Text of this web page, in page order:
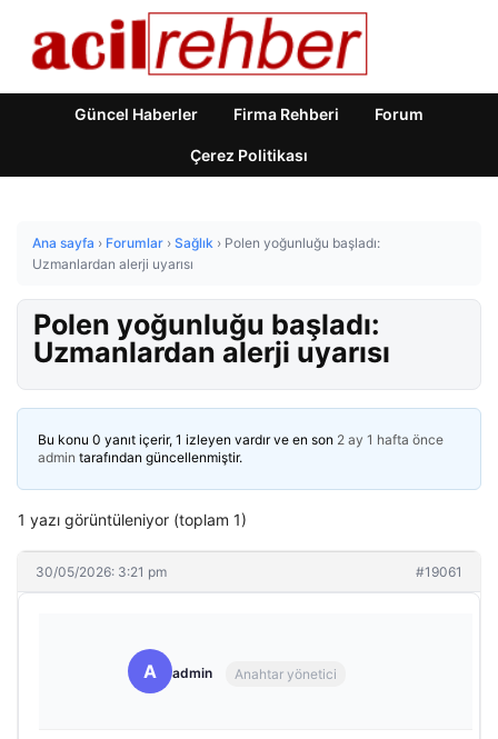
Güncel Haberler Firma Rehberi Forum
Çerez Politikası
Ana sayfa › Forumlar › Sağlık › Polen yoğunluğu başladı:
Uzmanlardan alerji uyarısı
Polen yoğunluğu başladı:
Uzmanlardan alerji uyarısı
Bu konu 0 yanıt içerir, 1 izleyen vardır ve en son 2 ay 1 hafta önce
admin tarafından güncellenmiştir.
1 yazı görüntüleniyor (toplam 1)
30/05/2026: 3:21 pm #19061
A admin Anahtar yönetici